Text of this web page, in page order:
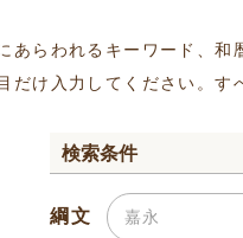
あらわれるキーワード、
だけ入力してください。
検索条件
綱文